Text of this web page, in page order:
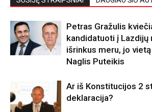
Petras Gražulis
kandidatuoti į Lazdijų
išrinkus meru, jo
Naglis Puteikis
Ar iš Konstitucijos 2
deklaracija?